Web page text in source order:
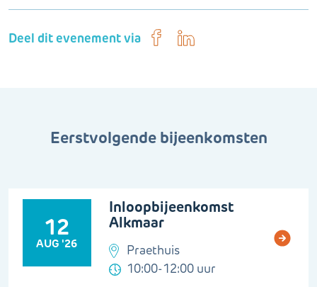
Deel dit evenement via
Eerstvolgende bijeenkomsten
12
AUG '26
Inloopbijeenkomst
Alkmaar
Praethuis
10:00-12:00 uur